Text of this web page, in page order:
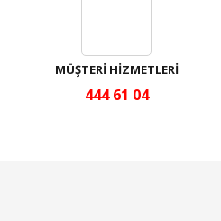
MÜŞTERİ HİZMETLERİ
444 61 04